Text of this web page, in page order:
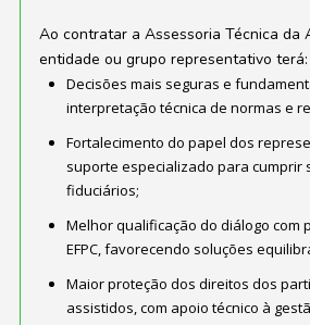
Ao contratar a Assessoria Técnica da
entidade ou grupo representativo terá:
Decisões mais seguras e
interpretação técnica de normas e
Fortalecimento do papel dos
suporte especializado para cumprir
fiduciários;
Melhor qualificação do diálogo com
EFPC, favorecendo soluções
Maior proteção dos direitos dos
assistidos, com apoio técnico à